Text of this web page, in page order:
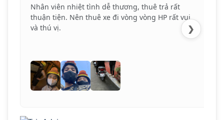
Nhân viên nhiệt tình dễ thương, thuê trả rất
thuận tiện. Nên thuê xe đi vòng vòng HP rất vui
và thú vị.
❯